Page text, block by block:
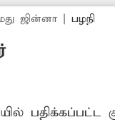
ஜின்னா |பழநி
பதிக்கப்பட்ட